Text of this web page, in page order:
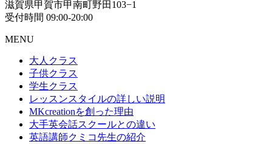
滋賀県甲賀市甲南町野田103−1
受付時間 09:00-20:00
MENU
大人クラス
子供クラス
学生クラス
レッスンスタイルの詳しい説明
MKcreationを創った理由
大手英会話スクールとの違い
英語講師クミコ先生の紹介